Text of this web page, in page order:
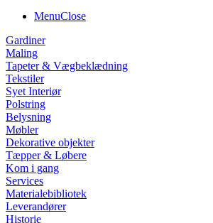
MenuClose
Gardiner
Maling
Tapeter & Vægbeklædning
Tekstiler
Syet Interiør
Polstring
Belysning
Møbler
Dekorative objekter
Tæpper & Løbere
Kom i gang
Services
Materialebibliotek
Leverandører
Historie